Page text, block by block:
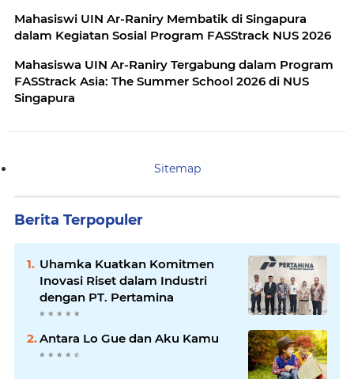
Mahasiswi UIN Ar-Raniry Membatik di Singapura
dalam Kegiatan Sosial Program FASStrack NUS 2026
Mahasiswa UIN Ar-Raniry Tergabung dalam Program
FASStrack Asia: The Summer School 2026 di NUS
Singapura
Sitemap
Berita Terpopuler
Uhamka Kuatkan Komitmen
Inovasi Riset dalam Industri
dengan PT. Pertamina
Antara Lo Gue dan Aku Kamu